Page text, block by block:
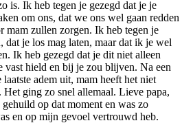
is. Ik heb tegen je gezegd dat je je
om ons, dat we ons wel gaan redden
mam zullen zorgen. Ik heb tegen je
dat je los mag laten, maar dat ik je wel
Ik heb gezegd dat je dit niet alleen
vast hield en bij je zou blijven. Na een
adem uit, mam heeft het niet
ging zo snel allemaal. Lieve papa,
op dat moment en was zo
en op mijn gevoel vertrouwd heb.